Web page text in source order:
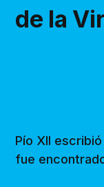
de la
Pío XII
fue